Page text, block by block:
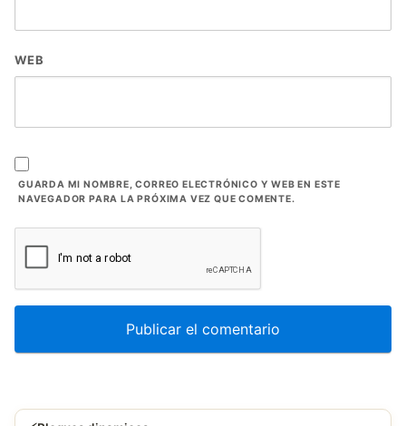
WEB
GUARDA MI NOMBRE, CORREO ELECTRÓNICO Y WEB EN ESTE
NAVEGADOR PARA LA PRÓXIMA VEZ QUE COMENTE.